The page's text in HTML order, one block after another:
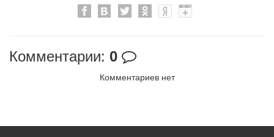
Комментарии: 0
Комментариев нет